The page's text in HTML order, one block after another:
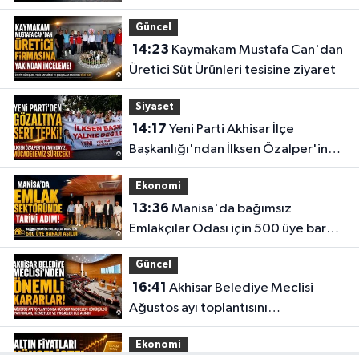
Güncel
14:23
Üretici Süt Ürünleri tesisine ziyaret
Siyaset
14:17
Başkanlığı'ndan İlksen Özalper'in
gözaltına alınmasına tepki
Ekonomi
13:36
Emlakçılar Odası için 500 üye barajı
aşıldı
Güncel
16:41
Ağustos ayı toplantısını
gerçekleştirdi
Ekonomi